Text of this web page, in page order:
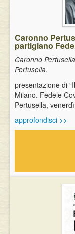
Caronno
partigiano
Caronno
Pertusella.
presentazione di
Milano. Fedele
Pertusella,
approfondisci >>